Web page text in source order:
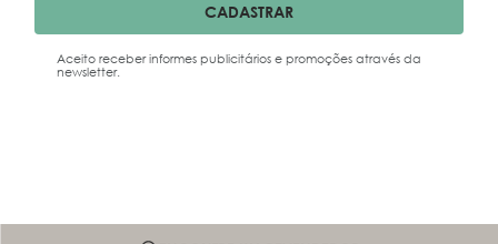
CADASTRAR
Aceito receber informes publicitários e promoções através da
newsletter.